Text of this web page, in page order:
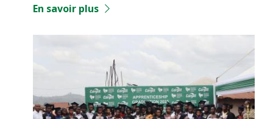
En savoir plus